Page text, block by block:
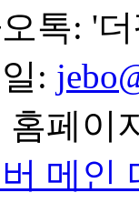
오톡: '
:
홈페이
메인